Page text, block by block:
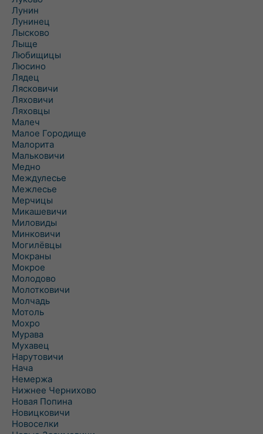
Лунин
Лунинец
Лысково
Лыще
Любищицы
Люсино
Лядец
Лясковичи
Ляховичи
Ляховцы
Малеч
Малое Городище
Малорита
Мальковичи
Медно
Междулесье
Межлесье
Мерчицы
Микашевичи
Миловиды
Минковичи
Могилёвцы
Мокраны
Мокрое
Молодово
Молотковичи
Молчадь
Мотоль
Мохро
Мурава
Мухавец
Нарутовичи
Нача
Немержа
Нижнее Чернихово
Новая Попина
Новицковичи
Новоселки